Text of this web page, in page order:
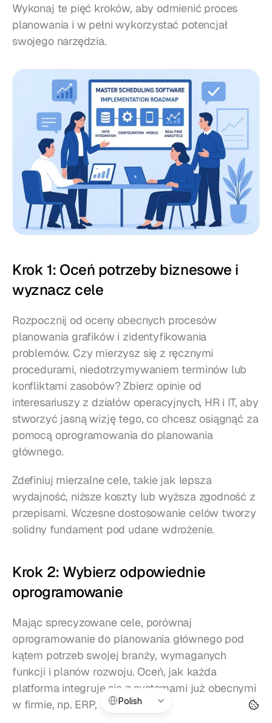
Wykonaj te pięć kroków, aby odmienić proces
planowania i w pełni wykorzystać potencjał
swojego narzędzia.
Krok 1: Oceń potrzeby biznesowe i
wyznacz cele
Rozpocznij od oceny obecnych procesów
planowania grafików i zidentyfikowania
problemów. Czy mierzysz się z ręcznymi
procedurami, niedotrzymywaniem terminów lub
konfliktami zasobów? Zbierz opinie od
interesariuszy z działów operacyjnych, HR i IT, aby
stworzyć jasną wizję tego, co chcesz osiągnąć za
pomocą oprogramowania do planowania
głównego.
Zdefiniuj mierzalne cele, takie jak lepsza
wydajność, niższe koszty lub wyższa zgodność z
przepisami. Wczesne dostosowanie celów tworzy
solidny fundament pod udane wdrożenie.
Krok 2: Wybierz odpowiednie
oprogramowanie
Mając sprecyzowane cele, porównaj
oprogramowanie do planowania głównego pod
kątem potrzeb swojej branży, wymaganych
funkcji i planów rozwoju. Oceń, jak każda
platforma integruje się z systemami już obecnymi
w firmie, np. ERP, HR lub POS.
Select Language
Polish